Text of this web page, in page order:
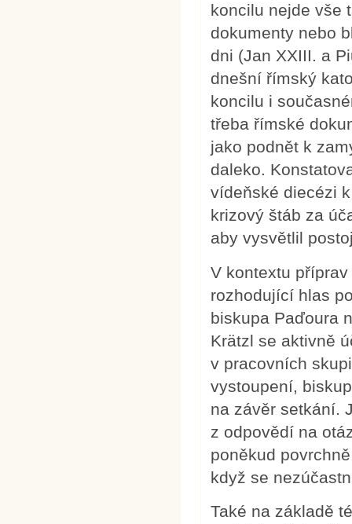
koncilu nejde vše
dokumenty nebo
dni (Jan XXIII. a
dnešní římský
koncilu i
třeba římské
jako podnět k
daleko.
vídeňské diecézi
krizový štáb za
aby vysvětlil
V kontextu
rozhodující hlas
biskupa Paďoura
Krätzl se aktivně
v pracovních
vystoupení,
na závěr setkání.
z odpovědí na
poněkud
když se
Také na základě